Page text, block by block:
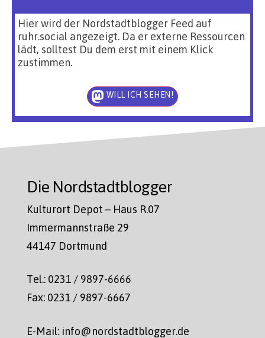
Hier wird der Nordstadtblogger Feed auf
ruhr.social angezeigt. Da er externe Ressourcen
lädt, solltest Du dem erst mit einem Klick
zustimmen.
WILL ICH SEHEN!
Die Nordstadtblogger
Kulturort Depot – Haus R.07
Immermannstraße 29
44147 Dortmund
Tel.: 0231 / 9897-6666
Fax: 0231 / 9897-6667
E-Mail: info@nordstadtblogger.de